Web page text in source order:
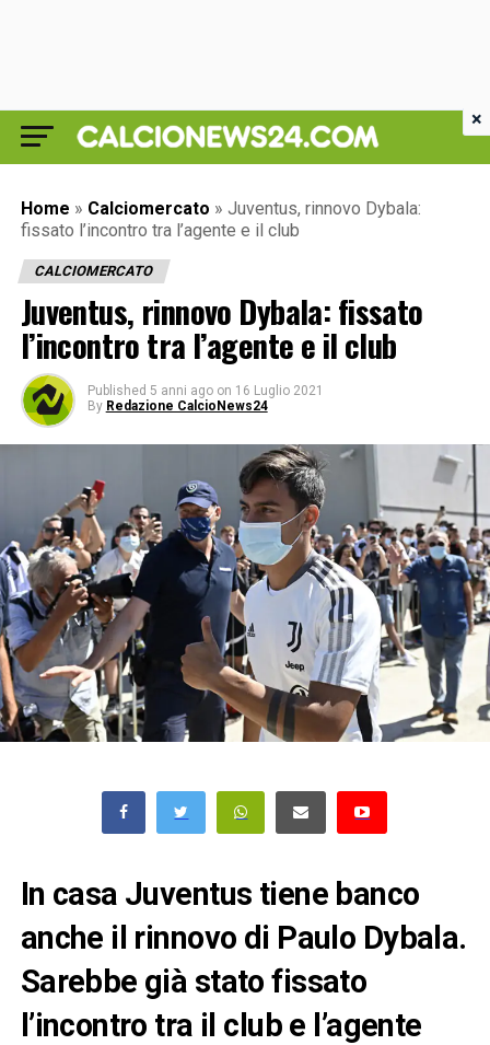
Home » Calciomercato » Juventus, rinnovo Dybala:
fissato l’incontro tra l’agente e il club
CALCIOMERCATO
Juventus, rinnovo Dybala: fissato
l’incontro tra l’agente e il club
Published 5 anni ago on 16 Luglio 2021
By Redazione CalcioNews24
In casa Juventus tiene banco
anche il rinnovo di Paulo Dybala.
Sarebbe già stato fissato
l’incontro tra il club e l’agente
×